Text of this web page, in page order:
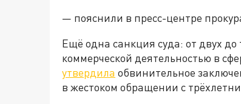
— пояснили в пресс-центре
Ещё одна санкция суда: от двух
коммерческой деятельностью в
утвердила обвинительное
в жестоком обращении с